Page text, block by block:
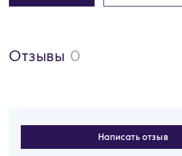
Отзывы 0
Написать отзыв